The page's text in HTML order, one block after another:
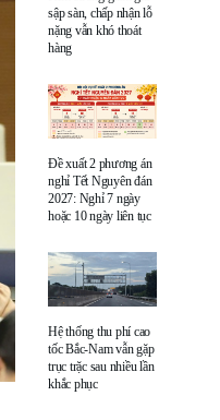
sập sàn, chấp nhận lỗ
nặng vẫn khó thoát
hàng
Đề xuất 2 phương án
nghỉ Tết Nguyên đán
2027: Nghỉ 7 ngày
hoặc 10 ngày liên tục
Hệ thống thu phí cao
tốc Bắc-Nam vẫn gặp
trục trặc sau nhiều lần
khắc phục